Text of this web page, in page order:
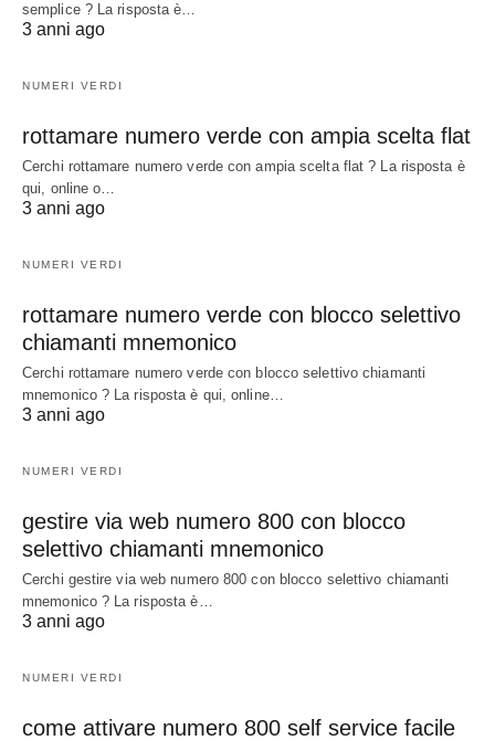
semplice ? La risposta è…
3 anni ago
NUMERI VERDI
rottamare numero verde con ampia scelta flat
Cerchi rottamare numero verde con ampia scelta flat ? La risposta è
qui, online o…
3 anni ago
NUMERI VERDI
rottamare numero verde con blocco selettivo
chiamanti mnemonico
Cerchi rottamare numero verde con blocco selettivo chiamanti
mnemonico ? La risposta è qui, online…
3 anni ago
NUMERI VERDI
gestire via web numero 800 con blocco
selettivo chiamanti mnemonico
Cerchi gestire via web numero 800 con blocco selettivo chiamanti
mnemonico ? La risposta è…
3 anni ago
NUMERI VERDI
come attivare numero 800 self service facile